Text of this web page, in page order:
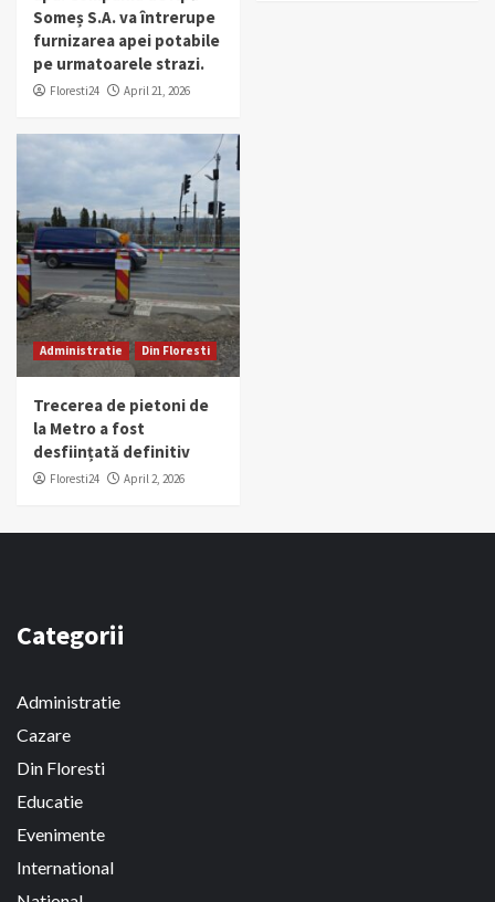
Someș S.A. va întrerupe
furnizarea apei potabile
pe urmatoarele strazi.
Floresti24 April 21, 2026
Administratie Din Floresti
Trecerea de pietoni de
la Metro a fost
desființată definitiv
Floresti24 April 2, 2026
Categorii
Administratie
Cazare
Din Floresti
Educatie
Evenimente
International